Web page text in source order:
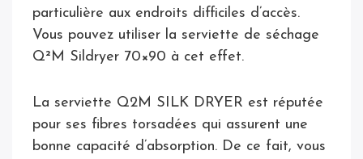
particulière aux endroits difficiles d’accès.
Vous pouvez utiliser la serviette de séchage
Q²M Sildryer 70×90 à cet effet.
La serviette Q2M SILK DRYER est réputée
pour ses fibres torsadées qui assurent une
bonne capacité d’absorption. De ce fait, vous